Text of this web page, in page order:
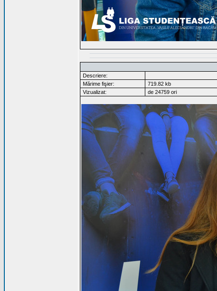
Descriere:
Mărime fişier:
719.82 kb
Vizualizat:
de 24759 ori